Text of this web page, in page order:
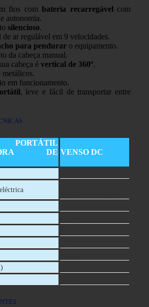
fios combateria recarregável com
autonomia.
silencioso.
ar regulável em 9 velocidades.
para pendurar o equipamento.
da cabeça manual.
cabeça é vertical de 360º.
metálicos.
em funcionamento.
, leve e fácil de transportar entre
PORTÁTIL
DE VENSO DC